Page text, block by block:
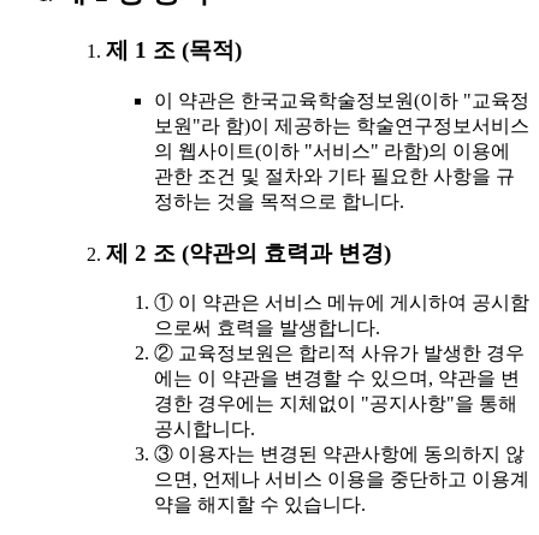
제 1 조 (목적)
이 약관은 한국교육학술정보원(이하 "교육정
보원"라 함)이 제공하는 학술연구정보서비스
의 웹사이트(이하 "서비스" 라함)의 이용에
관한 조건 및 절차와 기타 필요한 사항을 규
정하는 것을 목적으로 합니다.
제 2 조 (약관의 효력과 변경)
① 이 약관은 서비스 메뉴에 게시하여 공시함
으로써 효력을 발생합니다.
② 교육정보원은 합리적 사유가 발생한 경우
에는 이 약관을 변경할 수 있으며, 약관을 변
경한 경우에는 지체없이 "공지사항"을 통해
공시합니다.
③ 이용자는 변경된 약관사항에 동의하지 않
으면, 언제나 서비스 이용을 중단하고 이용계
약을 해지할 수 있습니다.